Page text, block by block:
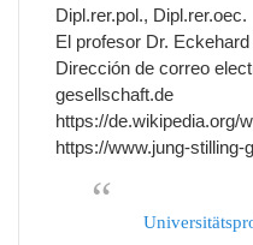
Dipl.rer.pol., Dipl.rer.oec.
El profesor Dr.
Dirección de correo
gesellschaft.de
https://de.wikipedia.org/
https://www.jung-